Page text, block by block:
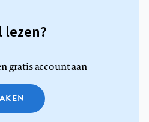
gratis account aan